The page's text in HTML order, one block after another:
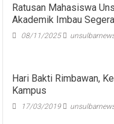
Ratusan Mahasiswa
Akademik Imbau
08/11/2025
Hari Bakti Rimbawan,
Kampus
17/03/2019